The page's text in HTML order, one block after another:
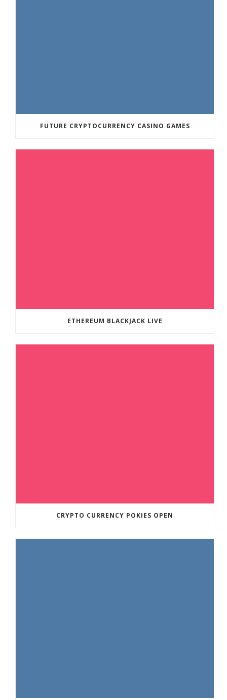
FUTURE CRYPTOCURRENCY CASINO GAMES
ETHEREUM BLACKJACK LIVE
CRYPTO CURRENCY POKIES OPEN